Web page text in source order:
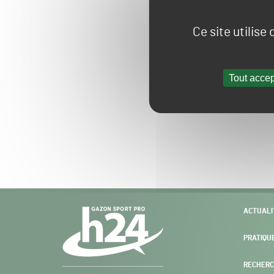
Ce site utilise
Tout